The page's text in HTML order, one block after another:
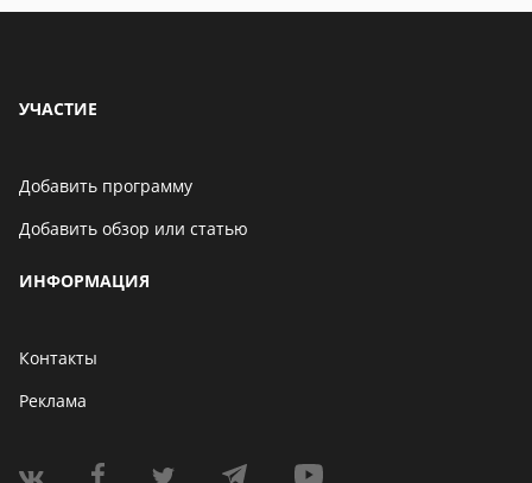
УЧАСТИЕ
Добавить программу
Добавить обзор или статью
ИНФОРМАЦИЯ
Контакты
Реклама